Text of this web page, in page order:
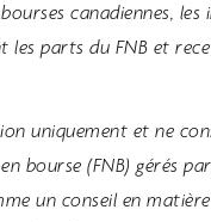
canadiennes,
les parts du FNB et
uniquement et ne
bourse (FNB) gérés
un conseil en